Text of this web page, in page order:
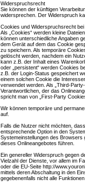
Widerspruchsrecht
Sie können der künftigen
widersprechen. Der Widerspruch
Cookies und Widerspruchsrecht
Als „Cookies“ werden kleine
können unterschiedliche Angaben
dem Gerät auf dem das Cookie
zu speichern. Als temporäre
gelöscht werden, nachdem ein
kann z.B. der Inhalt eines
oder „persistent“ werden Cookies
z.B. der Login-Status gespeichert
einem solchen Cookie die
verwendet werden. Als „Third-
Verantwortlichen, der das
spricht man von „First-Party
Wir können temporäre und
auf.
Falls die Nutzer nicht möchten,
entsprechende Option in den
Systemeinstellungen des
dieses Onlineangebotes führen.
Ein genereller Widerspruch gegen
Vielzahl der Dienste, vor allem im
oder die EU-Seite http://
mittels deren Abschaltung in den
gegebenenfalls nicht alle